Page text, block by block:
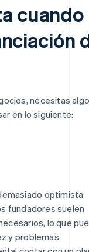
cuando
necesitas algo
en lo siguiente:
optimista
fundadores suelen
lo que
y problemas